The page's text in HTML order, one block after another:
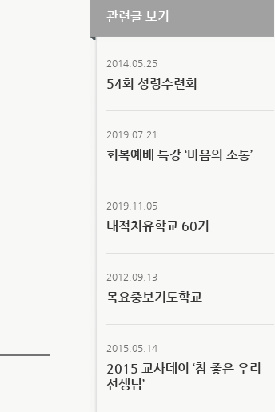
관련글 보기
2014.05.25
54회 성령수련회
2019.07.21
회복예배 특강 ‘마음의 소통’
2019.11.05
내적치유학교 60기
2012.09.13
목요중보기도학교
2015.05.14
2015 교사데이 ‘참 좋은 우리
선생님’